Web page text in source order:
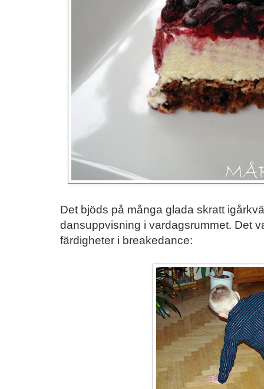
Det bjöds på många glada skratt
dansuppvisning i vardagsrummet. Det
färdigheter i breakedance: